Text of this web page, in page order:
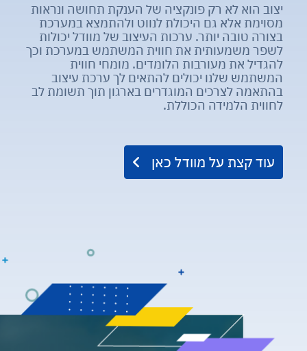
יצוב הוא לא רק פונקציה של הענקת תחושה ונראות
מסוימת אלא גם היכולת לנווט ולהתמצא במערכת
בצורה טובה יותר. ערכות העיצוב של מוודל יכולות
לשפר משמעותית את חווית המשתמש במערכת וכך
להגדיל את מעורבות הלומדים. מומחי חווית
המשתמש שלנו יכולים להתאים לך ערכת עיצוב
בהתאמה לצרכים המוגדרים בארגון תוך תשומת לב
לחווית הלמידה הכוללת.
עוד קצת על מוודל כאן